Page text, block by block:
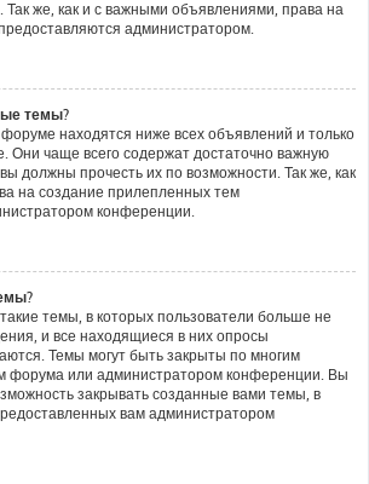
Так же, как и с важными объявлениями, права на
администратором.
темы?
находятся ниже всех объявлений и только
Они чаще всего содержат достаточно важную
должны прочесть их по возможности. Так же, как
на создание прилепленных тем
конференции.
темы, в которых пользователи больше не
и все находящиеся в них опросы
Темы могут быть закрыты по многим
форума или администратором конференции. Вы
закрывать созданные вами темы, в
вам администратором